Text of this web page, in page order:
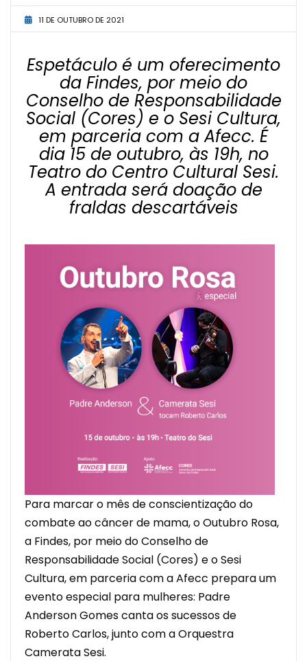
11 DE OUTUBRO DE 2021
Espetáculo é um oferecimento
da Findes, por meio do
Conselho de Responsabilidade
Social (Cores) e o Sesi Cultura,
em parceria com a Afecc. É
dia 15 de outubro, às 19h, no
Teatro do Centro Cultural Sesi.
A entrada será doação de
fraldas descartáveis
Para marcar o mês de conscientização do
combate ao câncer de mama, o Outubro Rosa,
a Findes, por meio do Conselho de
Responsabilidade Social (Cores) e o Sesi
Cultura, em parceria com a Afecc prepara um
evento especial para mulheres: Padre
Anderson Gomes canta os sucessos de
Roberto Carlos, junto com a Orquestra
Camerata Sesi.